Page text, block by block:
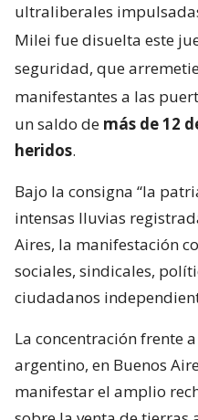
ultraliberales
Milei fue disuelta este
seguridad, que
manifestantes a las
un saldo de más de 12
heridos.
Bajo la consigna “la
intensas lluvias
Aires, la manifestación
sociales, sindicales,
ciudadanos
La concentración frente
argentino, en Buenos
manifestar el amplio